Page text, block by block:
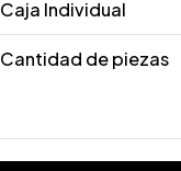
Caja Individual
Cantidad de piezas